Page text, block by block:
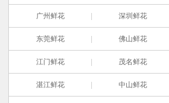
广州鲜花 深圳鲜花
东莞鲜花 佛山鲜花
江门鲜花 茂名鲜花
湛江鲜花 中山鲜花